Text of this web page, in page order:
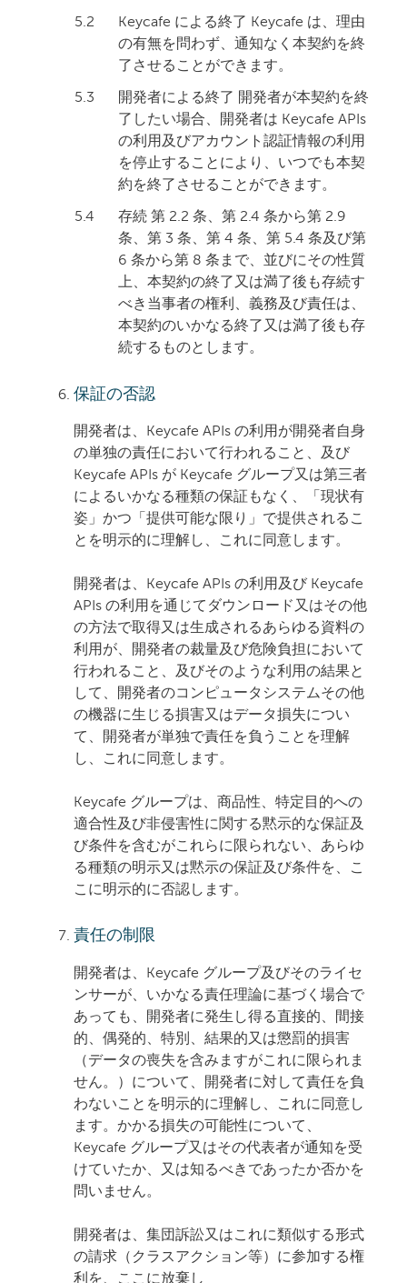
5.2
Keycafe による終了 Keycafe は、理由
の有無を問わず、通知なく本契約を終
了させることができます。
5.3
開発者による終了 開発者が本契約を終
了したい場合、開発者は Keycafe APIs
の利用及びアカウント認証情報の利用
を停止することにより、いつでも本契
約を終了させることができます。
5.4
存続 第 2.2 条、第 2.4 条から第 2.9
条、第 3 条、第 4 条、第 5.4 条及び第
6 条から第 8 条まで、並びにその性質
上、本契約の終了又は満了後も存続す
べき当事者の権利、義務及び責任は、
本契約のいかなる終了又は満了後も存
続するものとします。
保証の否認
開発者は、Keycafe APIs の利用が開発者自身
の単独の責任において行われること、及び
Keycafe APIs が Keycafe グループ又は第三者
によるいかなる種類の保証もなく、「現状有
姿」かつ「提供可能な限り」で提供されるこ
とを明示的に理解し、これに同意します。
開発者は、Keycafe APIs の利用及び Keycafe
APIs の利用を通じてダウンロード又はその他
の方法で取得又は生成されるあらゆる資料の
利用が、開発者の裁量及び危険負担において
行われること、及びそのような利用の結果と
して、開発者のコンピュータシステムその他
の機器に生じる損害又はデータ損失につい
て、開発者が単独で責任を負うことを理解
し、これに同意します。
Keycafe グループは、商品性、特定目的への
適合性及び非侵害性に関する黙示的な保証及
び条件を含むがこれらに限られない、あらゆ
る種類の明示又は黙示の保証及び条件を、こ
こに明示的に否認します。
責任の制限
開発者は、Keycafe グループ及びそのライセ
ンサーが、いかなる責任理論に基づく場合で
あっても、開発者に発生し得る直接的、間接
的、偶発的、特別、結果的又は懲罰的損害
（データの喪失を含みますがこれに限られま
せん。）について、開発者に対して責任を負
わないことを明示的に理解し、これに同意し
ます。かかる損失の可能性について、
Keycafe グループ又はその代表者が通知を受
けていたか、又は知るべきであったか否かを
問いません。
開発者は、集団訴訟又はこれに類似する形式
の請求（クラスアクション等）に参加する権
利を、ここに放棄し